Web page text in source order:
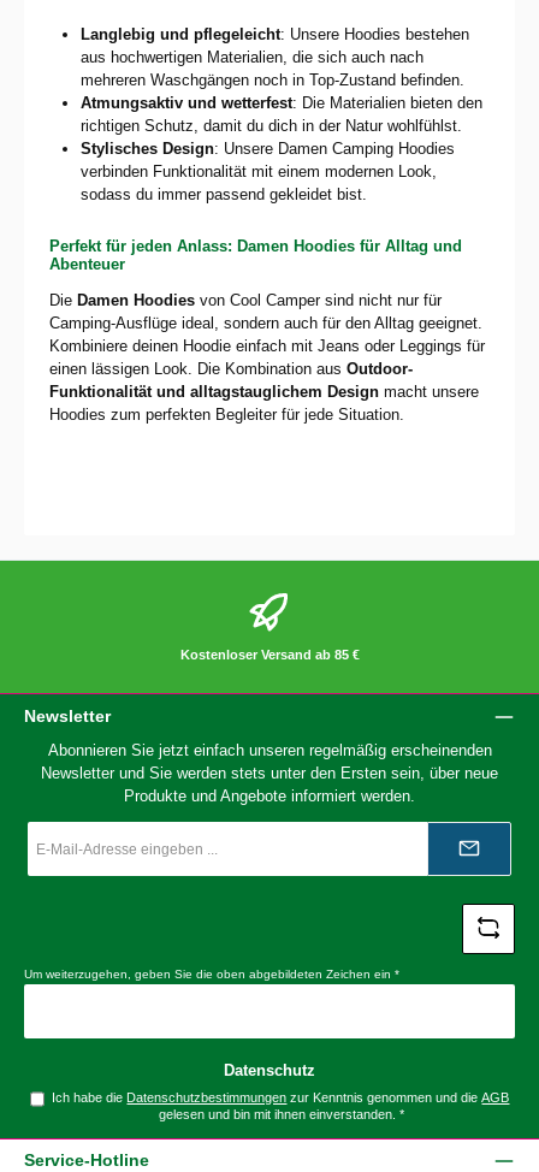
Langlebig und pflegeleicht: Unsere Hoodies bestehen
aus hochwertigen Materialien, die sich auch nach
mehreren Waschgängen noch in Top-Zustand befinden.
Atmungsaktiv und wetterfest: Die Materialien bieten den
richtigen Schutz, damit du dich in der Natur wohlfühlst.
Stylisches Design: Unsere Damen Camping Hoodies
verbinden Funktionalität mit einem modernen Look,
sodass du immer passend gekleidet bist.
Perfekt für jeden Anlass: Damen Hoodies für Alltag und
Abenteuer
Die Damen Hoodies von Cool Camper sind nicht nur für
Camping-Ausflüge ideal, sondern auch für den Alltag geeignet.
Kombiniere deinen Hoodie einfach mit Jeans oder Leggings für
einen lässigen Look. Die Kombination aus Outdoor-
Funktionalität und alltagstauglichem Design macht unsere
Hoodies zum perfekten Begleiter für jede Situation.
Kostenloser Versand ab 85 €
Newsletter
Abonnieren Sie jetzt einfach unseren regelmäßig erscheinenden
Newsletter und Sie werden stets unter den Ersten sein, über neue
Produkte und Angebote informiert werden.
Mail-
*
Um weiterzugehen, geben Sie die oben abgebildeten Zeichen ein *
Datenschutz
Ich habe dieDatenschutzbestimmungen zur Kenntnis genommen und dieAGB
gelesen und bin mit ihnen einverstanden. *
Service-Hotline